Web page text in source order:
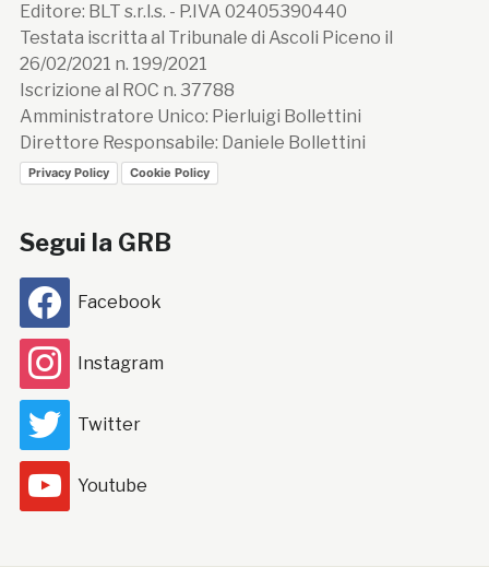
Editore: BLT s.r.l.s. - P.IVA 02405390440
Testata iscritta al Tribunale di Ascoli Piceno il
26/02/2021 n. 199/2021
Iscrizione al ROC n. 37788
Amministratore Unico: Pierluigi Bollettini
Direttore Responsabile: Daniele Bollettini
Privacy Policy Cookie Policy
Segui la GRB
Facebook
Instagram
Twitter
Youtube